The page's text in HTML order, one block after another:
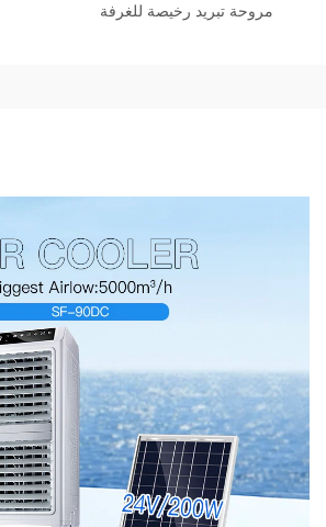
مروحة تبريد رخيصة للغرفة